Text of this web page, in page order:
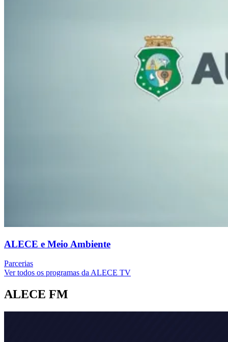
ALECE e Meio Ambiente
Parcerias
Ver todos os programas da ALECE TV
ALECE FM